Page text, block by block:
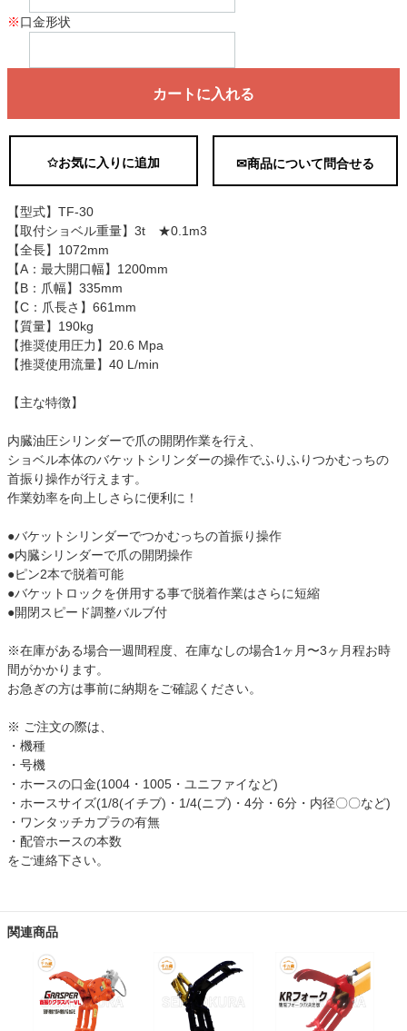
※口金形状
カートに入れる
✩お気に入りに追加 ✉商品について問合せる
【型式】TF-30
【取付ショベル重量】3t ★0.1m3
【全長】1072mm
【A：最大開口幅】1200mm
【B：爪幅】335mm
【C：爪長さ】661mm
【質量】190kg
【推奨使用圧力】20.6 Mpa
【推奨使用流量】40 L/min
【主な特徴】
内臓油圧シリンダーで爪の開閉作業を行え、
ショベル本体のバケットシリンダーの操作でふりふりつかむっちの
首振り操作が行えます。
作業効率を向上しさらに便利に！
●バケットシリンダーでつかむっちの首振り操作
●内臓シリンダーで爪の開閉操作
●ピン2本で脱着可能
●バケットロックを併用する事で脱着作業はさらに短縮
●開閉スピード調整バルブ付
※在庫がある場合一週間程度、在庫なしの場合1ヶ月〜3ヶ月程お時
間がかかります。
お急ぎの方は事前に納期をご確認ください。
※ ご注文の際は、
・機種
・号機
・ホースの口金(1004・1005・ユニファイなど)
・ホースサイズ(1/8(イチブ)・1/4(ニブ)・4分・6分・内径〇〇など)
・ワンタッチカプラの有無
・配管ホースの本数
をご連絡下さい。
関連商品